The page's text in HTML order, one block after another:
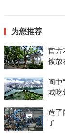
为您推荐
官方
被放
阆中
城吃
造了
了